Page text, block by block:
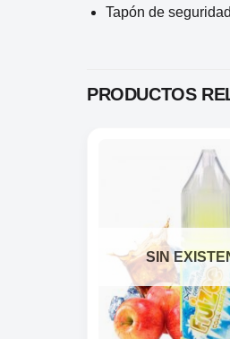
Tapón de
PRODUCTOS
SIN